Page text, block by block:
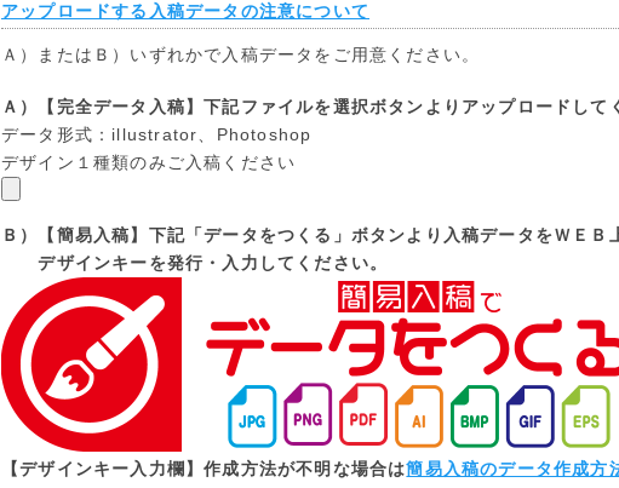
アップロードする入稿データの注意について
Ａ）またはＢ）いずれかで入稿データをご用意ください。
Ａ）【完全データ入稿】下記ファイルを選択ボタンよりアップロードして
データ形式：illustrator、Photoshop
デザイン１種類のみご入稿ください
Ｂ）【簡易入稿】下記「データをつくる」ボタンより入稿データをＷＥＢ
デザインキーを発行・入力してください。
【デザインキー入力欄】作成方法が不明な場合は簡易入稿のデータ作成方